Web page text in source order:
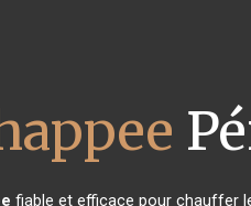
fiable et efficace pour chauffer